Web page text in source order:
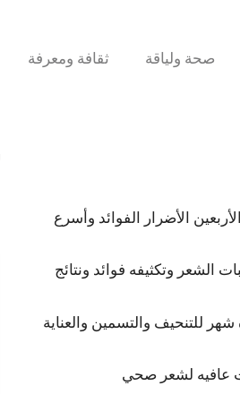
صحة ولياقة ثقافة ومعرفة
الأضرار الفوائد وأسرع
الشعر وتكثيفه فوائد ونتائج
للتنحيف والتسمين والعناية
عافيه لشعر صحي